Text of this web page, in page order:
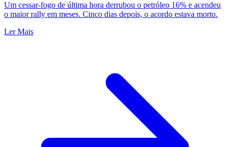
Um cessar-fogo de última hora derrubou o petróleo 16% e acendeu
o maior rally em meses. Cinco dias depois, o acordo estava morto.
Ler Mais